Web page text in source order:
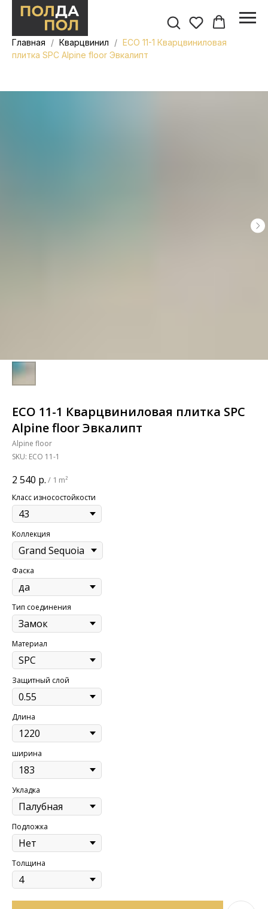
Главная Кварцвинил
ECO 11-1 Кварцвиниловая
плитка SPC Alpine floor Эвкалипт
ECO 11-1 Кварцвиниловая плитка SPC
Alpine floor Эвкалипт
Alpine floor
SKU: ECO 11-1
2 540 р. / 1 m²
Класс износостойкости
Коллекция
Фаска
Тип соединения
Материал
Защитный слой
Длина
ширина
Укладка
Подложка
Толщина